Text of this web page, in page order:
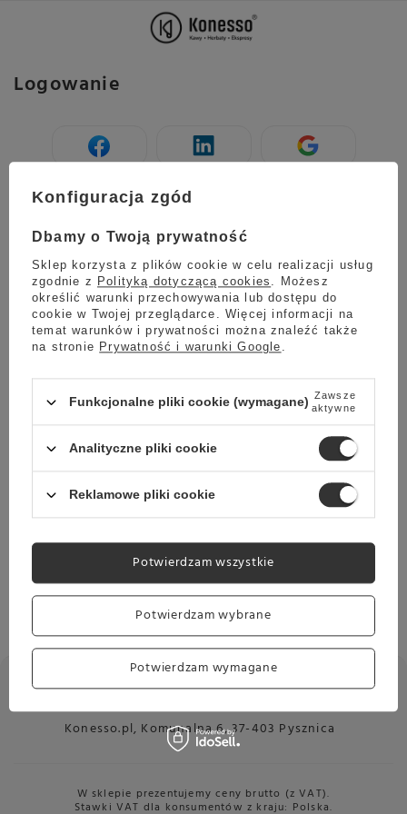
Logowanie
LUB
Login / Nr karty stałego klienta / E-mail
Hasło / Pin karty stałego klienta
Rejestracja
Jeżeli wcześniej nie założyłeś konta w naszym sklepie,
zostaniesz poproszony o podanie swoich danych i adresu
Załóż nowe konto
Konesso.pl, Komunalna 6,37-403 Pysznica
W sklepie prezentujemy ceny brutto (z VAT).
Stawki VAT dla konsumentów z kraju: Polska.
Konfiguracja zgód
Dbamy o Twoją prywatność
Sklep korzysta z plików cookie w celu realizacji usług
zgodnie z Polityką dotyczącą cookies . Możesz
określić warunki przechowywania lub dostępu do
cookie w Twojej przeglądarce. Więcej informacji na
temat warunków i prywatności można znaleźć także
na stronie Prywatność i warunki Google .
Funkcjonalne pliki cookie (wymagane) Zawsze
aktywne
Analityczne pliki cookie
Reklamowe pliki cookie
Potwierdzam wybrane
Potwierdzam wymagane
Potwierdzam wszystkie